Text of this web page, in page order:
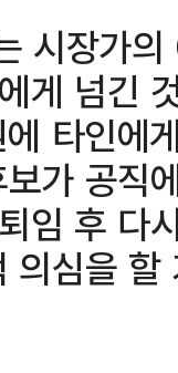
시장가
게 넘긴
타인에
가 공직
임 후 다
의심을